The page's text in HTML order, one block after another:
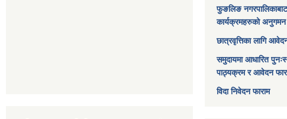
फुङलिङ
कार्यक्रमहरुको अनुगमन
छात्रवृत्तिका लागि
समुदायमा आधारित
पाठ्यक्रम र आवेदन
विदा निवेदन फाराम